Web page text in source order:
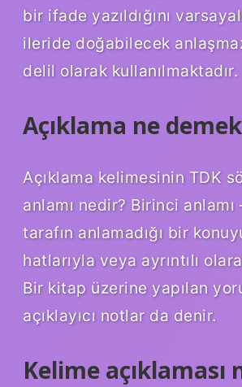
bir ifade yazıldığını
ileride doğabilecek
delil olarak kullanılmaktadır.
Açıklama ne
Açıklama kelimesinin TDK
anlamı nedir? Birinci anlamı
tarafın anlamadığı bir
hatlarıyla veya ayrıntılı
Bir kitap üzerine yapılan
açıklayıcı notlar da denir.
Kelime açıklaması